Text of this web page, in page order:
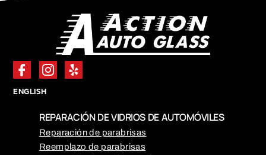
REPARACIÓN DE VIDRIOS DE AUTOMÓVILES
Reparación de parabrisas
Reemplazo de parabrisas
ENGLISH